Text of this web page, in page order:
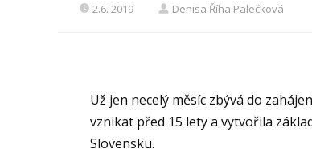
2.6. 2019 Denisa Říha Palečková
Už jen necelý měsíc zbývá do
vznikat před 15 lety a vytvořila
Slovensku.